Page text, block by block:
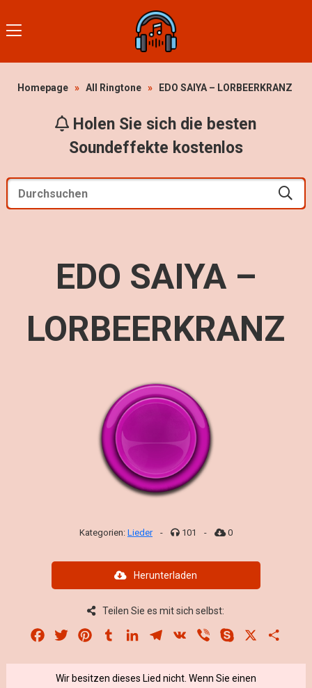
Homepage » All Ringtone » EDO SAIYA – LORBEERKRANZ
Holen Sie sich die besten
Soundeffekte kostenlos
EDO SAIYA –
LORBEERKRANZ
Kategorien: Lieder - 101 - 0
Herunterladen
Teilen Sie es mit sich selbst:
Facebook
Twitter PinterestTumblrLinkedInTelegram
VK Viber Skype
Wir besitzen dieses Lied nicht. Wenn Sie einen